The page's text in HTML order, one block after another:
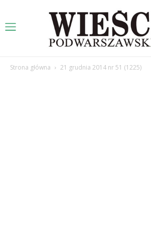
Strona główna 21 grudnia 2014 nr 51 (1225)